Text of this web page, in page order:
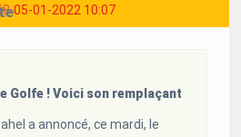
05-01-2022 10:07
Golfe ! Voici son remplaçant
a annoncé, ce mardi, le